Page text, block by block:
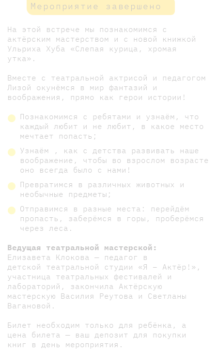
Мероприятие завершено
На этой встрече мы познакомимся с
актёрским мастерством и с новой книжкой
Ульриха Хуба «Слепая курица, хромая
утка».
Вместе с театральной актрисой и педагогом
Лизой окунёмся в мир фантазий и
воображения, прямо как герои истории!
Познакомимся с ребятами и узнаём, что
каждый любит и не любит, в какое место
мечтает попасть;
Узнаём , как с детства развивать наше
воображение, чтобы во взрослом возрасте
оно всегда было с нами!
Превратимся в различных животных и
необычные предметы;
Отправимся в разные места: перейдём
пропасть, заберёмся в горы, проберёмся
через леса.
Ведущая театральной мастерской:
Елизавета Клокова — педагог в
детской театральной студии «Я – Актёр!»,
участница театральных фестивалей и
лабораторий, закончила Актёрскую
мастерскую Василия Реутова и Светланы
Вагановой.
Билет необходим только для ребёнка, а
цена билета — ваш депозит для покупки
книг в день мероприятия.